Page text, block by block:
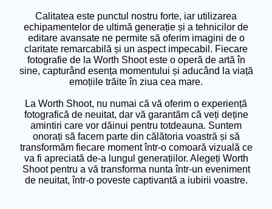
Calitatea este punctul nostru forte, iar utilizarea
echipamentelor de ultimă generație și a tehnicilor de
editare avansate ne permite să oferim imagini de o
claritate remarcabilă și un aspect impecabil. Fiecare
fotografie de la Worth Shoot este o operă de artă în
sine, capturând esența momentului și aducând la viață
emoțiile trăite în ziua cea mare.
La Worth Shoot, nu numai că vă oferim o experiență
fotografică de neuitat, dar vă garantăm că veți deține
amintiri care vor dăinui pentru totdeauna. Suntem
onorați să facem parte din călătoria voastră și să
transformăm fiecare moment într-o comoară vizuală ce
va fi apreciată de-a lungul generațiilor. Alegeți Worth
Shoot pentru a vă transforma nunta într-un eveniment
de neuitat, într-o poveste captivantă a iubirii voastre.